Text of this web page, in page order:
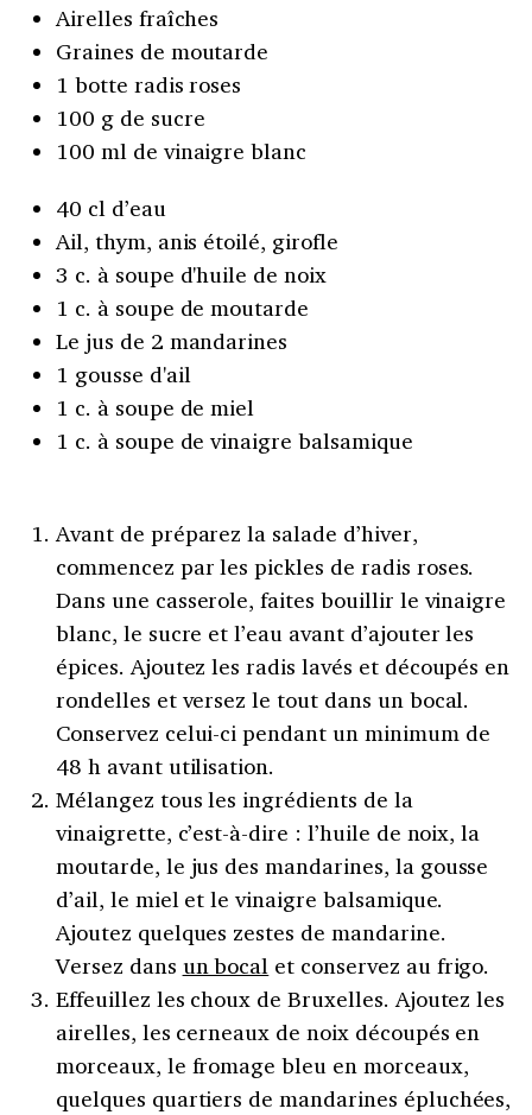
Airelles fraîches
Graines de moutarde
1 botte radis roses
100 g de sucre
100 ml de vinaigre blanc
40 cl d’eau
Ail, thym, anis étoilé, girofle
3 c. à soupe d'huile de noix
1 c. à soupe de moutarde
Le jus de 2 mandarines
1 gousse d'ail
1 c. à soupe de miel
1 c. à soupe de vinaigre balsamique
Avant de préparez la salade d’hiver,
commencez par les pickles de radis roses.
Dans une casserole, faites bouillir le vinaigre
blanc, le sucre et l’eau avant d’ajouter les
épices. Ajoutez les radis lavés et découpés en
rondelles et versez le tout dans un bocal.
Conservez celui-ci pendant un minimum de
48 h avant utilisation.
Mélangez tous les ingrédients de la
vinaigrette, c’est-à-dire : l’huile de noix, la
moutarde, le jus des mandarines, la gousse
d’ail, le miel et le vinaigre balsamique.
Ajoutez quelques zestes de mandarine.
Versez dans un bocal et conservez au frigo.
Effeuillez les choux de Bruxelles. Ajoutez les
airelles, les cerneaux de noix découpés en
morceaux, le fromage bleu en morceaux,
quelques quartiers de mandarines épluchées,